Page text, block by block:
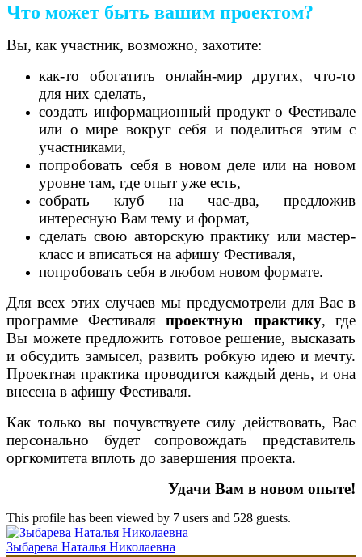
Что может быть вашим проектом?
Вы, как участник, возможно, захотите:
как-то обогатить онлайн-мир других, что-то
для них сделать,
создать информационный продукт о Фестивале
или о мире вокруг себя и поделиться этим с
участниками,
попробовать себя в новом деле или на новом
уровне там, где опыт уже есть,
собрать клуб на час-два, предложив
интересную Вам тему и формат,
сделать свою авторскую практику или мастер-
класс и вписаться на афишу Фестиваля,
попробовать себя в любом новом формате.
Для всех этих случаев мы предусмотрели для Вас в
программе Фестиваля проектную практику, где
Вы можете предложить готовое решение, высказать
и обсудить замысел, развить робкую идею и мечту.
Проектная практика проводится каждый день, и она
внесена в афишу Фестиваля.
Как только вы почувствуете силу действовать, Вас
персонально будет сопровождать представитель
оргкомитета вплоть до завершения проекта.
Удачи Вам в новом опыте!
This profile has been viewed by 7 users and 528 guests.
Зыбарева Наталья Николаевна